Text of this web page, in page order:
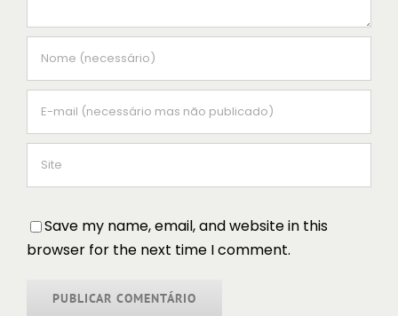
Save my name, email, and website in this
browser for the next time I comment.